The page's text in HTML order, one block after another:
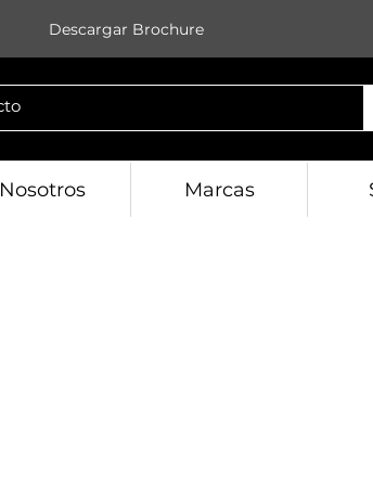
Descargar Brochure
Nosotros Marcas